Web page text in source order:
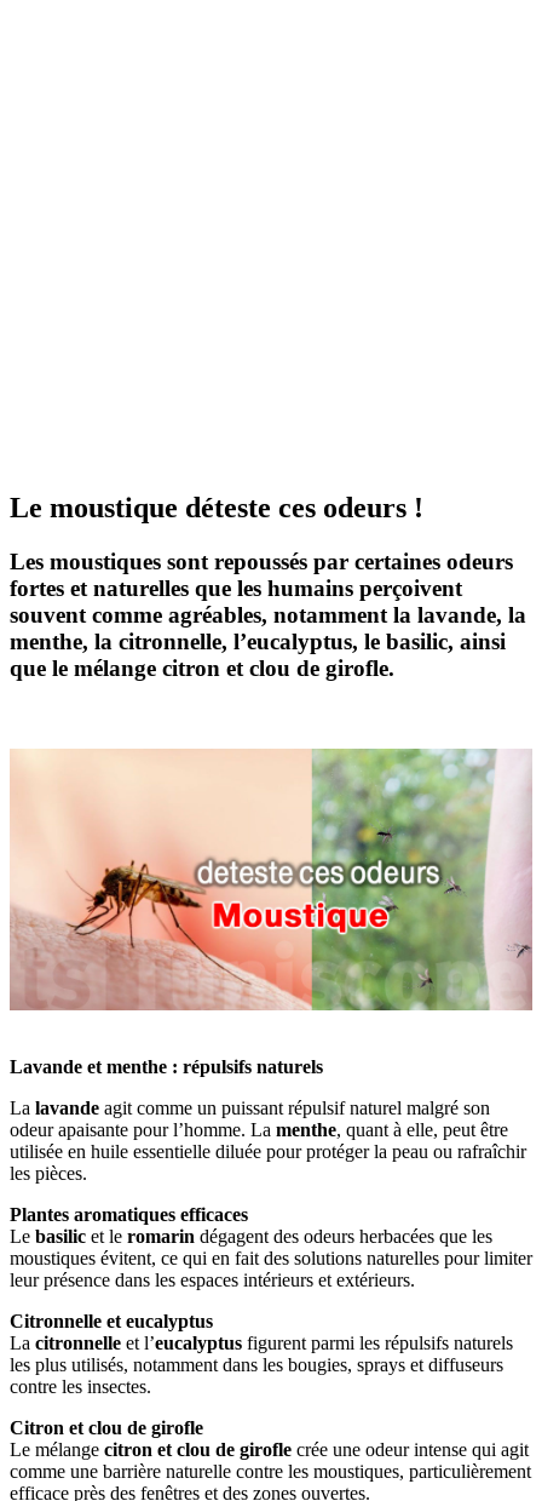
Le moustique déteste ces odeurs !
Les moustiques sont repoussés par certaines odeurs
fortes et naturelles que les humains perçoivent
souvent comme agréables, notamment la lavande, la
menthe, la citronnelle, l’eucalyptus, le basilic, ainsi
que le mélange citron et clou de girofle.
Lavande et menthe : répulsifs naturels
La lavande agit comme un puissant répulsif naturel malgré son
odeur apaisante pour l’homme. La menthe, quant à elle, peut être
utilisée en huile essentielle diluée pour protéger la peau ou rafraîchir
les pièces.
Plantes aromatiques efficaces
Le basilic et le romarin dégagent des odeurs herbacées que les
moustiques évitent, ce qui en fait des solutions naturelles pour limiter
leur présence dans les espaces intérieurs et extérieurs.
Citronnelle et eucalyptus
La citronnelle et l’eucalyptus figurent parmi les répulsifs naturels
les plus utilisés, notamment dans les bougies, sprays et diffuseurs
contre les insectes.
Citron et clou de girofle
Le mélange citron et clou de girofle crée une odeur intense qui agit
comme une barrière naturelle contre les moustiques, particulièrement
efficace près des fenêtres et des zones ouvertes.